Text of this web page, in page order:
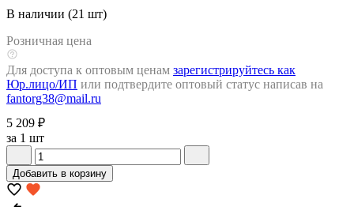
В наличии (21 шт)
Розничная цена
Для доступа к оптовым ценам зарегистрируйтесь как
Юр.лицо/ИП или подтвердите оптовый статус написав на
fantorg38@mail.ru
5 209 ₽
за 1 шт
Добавить в корзину